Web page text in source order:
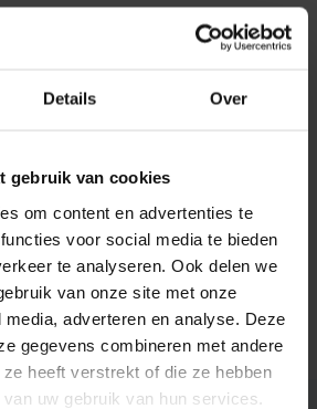
Details Over
gebruik van cookies
om content en advertenties te
voor social media te bieden
te analyseren. Ook delen we
van onze site met onze
adverteren en analyse. Deze
gegevens combineren met andere
heeft verstrekt of die ze hebben
uw gebruik van hun services.
meer informatie